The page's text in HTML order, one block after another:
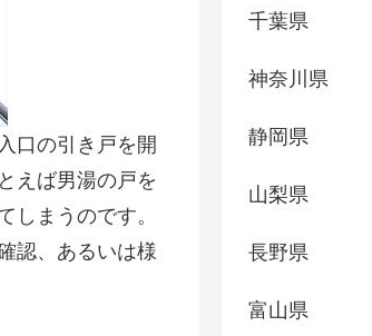
口の引き戸を開
えば男湯の戸を
しまうのです。
認、あるいは様
千葉県
神奈川県
静岡県
山梨県
長野県
富山県